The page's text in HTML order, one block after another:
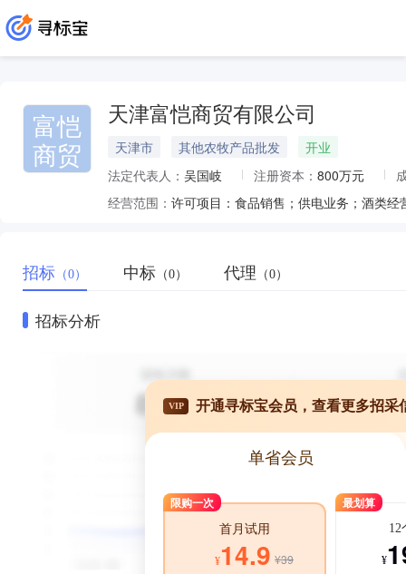
富恺
商贸
天津富恺商贸有限公司
天津市 其他农牧产品批发
开业
法定代表人： 吴国岐 注册资本： 800万元
经营范围：
招标 （0） 中标 （0） 代理 （0）
招标分析
VIP 开通寻标宝会员，查看更多招采
单省会员
限购一次
首月试用
¥14.9 ¥39
最划算
12
¥